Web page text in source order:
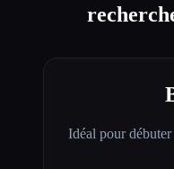
Idéal pour